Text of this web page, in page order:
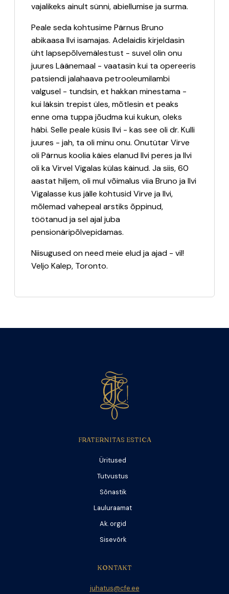
vajalikeks ainult sünni, abiellumise ja surma.
Peale seda kohtusime Pärnus Bruno
abikaasa Ilvi isamajas. Adelaidis kirjeldasin
üht lapsepõlvemälestust - suvel olin onu
juures Läänemaal - vaatasin kui ta opereeris
patsiendi jalahaava petrooleumilambi
valgusel - tundsin, et hakkan minestama -
kui läksin trepist üles, mõtlesin et peaks
enne oma tuppa jõudma kui kukun, oleks
häbi. Selle peale küsis Ilvi - kas see oli dr. Kulli
juures - jah, ta oli minu onu. Onutütar Virve
oli Pärnus koolia käies elanud Ilvi peres ja Ilvi
oli ka Virvel Vigalas külas käinud. Ja siis, 60
aastat hiljem, oli mul võimalus viia Bruno ja Ilvi
Vigalasse kus jälle kohtusid Virve ja Ilvi,
mõlemad vahepeal arstiks õppinud,
töötanud ja sel ajal juba
pensionäripõlvepidamas.
Niisugused on need meie elud ja ajad - vil!
Veljo Kalep, Toronto.
FRATERNITAS ESTICA
Üritused
Tutvustus
Sõnastik
Lauluraamat
Ak. orgid
Sisevõrk
KONTAKT
juhatus@cfe.ee